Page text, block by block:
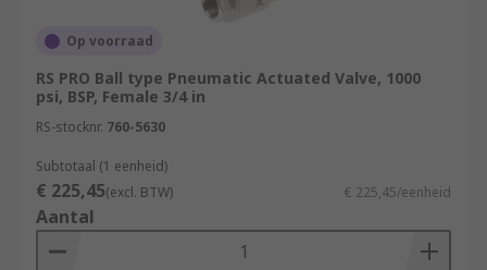
Op voorraad
RS PRO Ball type Pneumatic Actuated Valve, 1000
psi, BSP, Female 3/4 in
RS-stocknr. 760-5630
Subtotaal (1 eenheid)
€ 225,45(excl. BTW) € 225,45/eenheid
Aantal